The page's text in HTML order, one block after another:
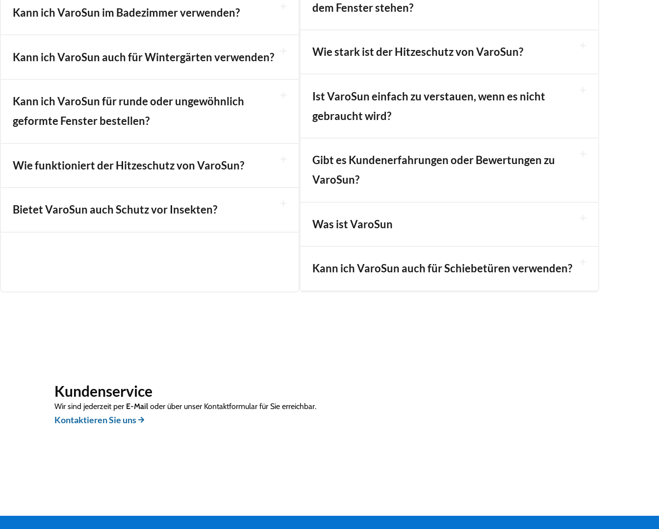
Kann ich VaroSun im Badezimmer verwenden?
Kann ich VaroSun auch für Wintergärten verwenden?
Kann ich VaroSun für runde oder ungewöhnlich
geformte Fenster bestellen?
Wie funktioniert der Hitzeschutz von VaroSun?
Bietet VaroSun auch Schutz vor Insekten?
dem Fenster stehen?
Wie stark ist der Hitzeschutz von VaroSun?
Ist VaroSun einfach zu verstauen, wenn es nicht
gebraucht wird?
Gibt es Kundenerfahrungen oder Bewertungen zu
VaroSun?
Was ist VaroSun
Kann ich VaroSun auch für Schiebetüren verwenden?
Kundenservice
Wir sind jederzeit per E-Mail oder über unser Kontaktformular für Sie erreichbar.
Kontaktieren Sie uns